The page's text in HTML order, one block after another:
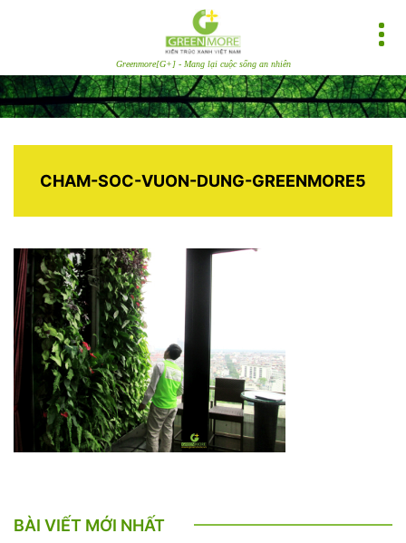
Greenmore[G+] - Mang lại cuộc sống an nhiên
CHAM-SOC-VUON-DUNG-GREENMORE5
BÀI VIẾT MỚI NHẤT